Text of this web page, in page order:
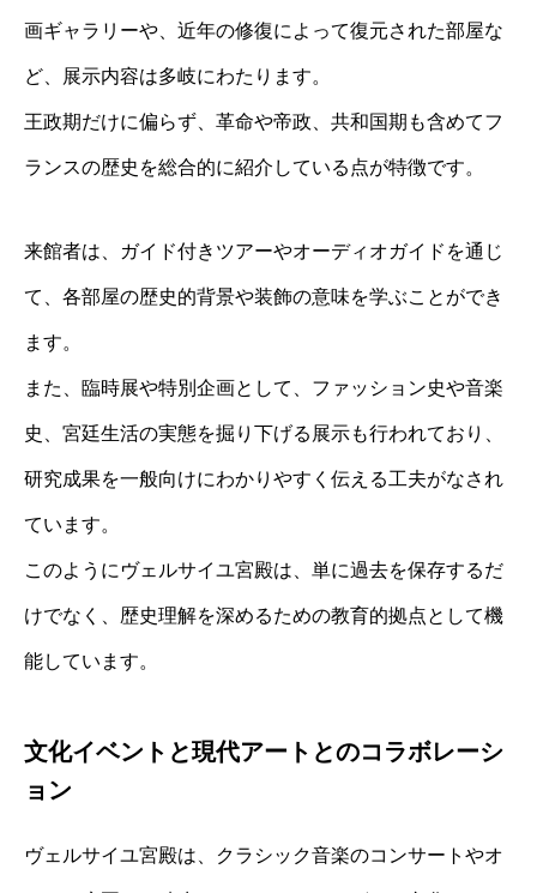
画ギャラリーや、近年の修復によって復元された部屋な
ど、展示内容は多岐にわたります。
王政期だけに偏らず、革命や帝政、共和国期も含めてフ
ランスの歴史を総合的に紹介している点が特徴です。
来館者は、ガイド付きツアーやオーディオガイドを通じ
て、各部屋の歴史的背景や装飾の意味を学ぶことができ
ます。
また、臨時展や特別企画として、ファッション史や音楽
史、宮廷生活の実態を掘り下げる展示も行われており、
研究成果を一般向けにわかりやすく伝える工夫がなされ
ています。
このようにヴェルサイユ宮殿は、単に過去を保存するだ
けでなく、歴史理解を深めるための教育的拠点として機
能しています。
文化イベントと現代アートとのコラボレーシ
ョン
ヴェルサイユ宮殿は、クラシック音楽のコンサートやオ